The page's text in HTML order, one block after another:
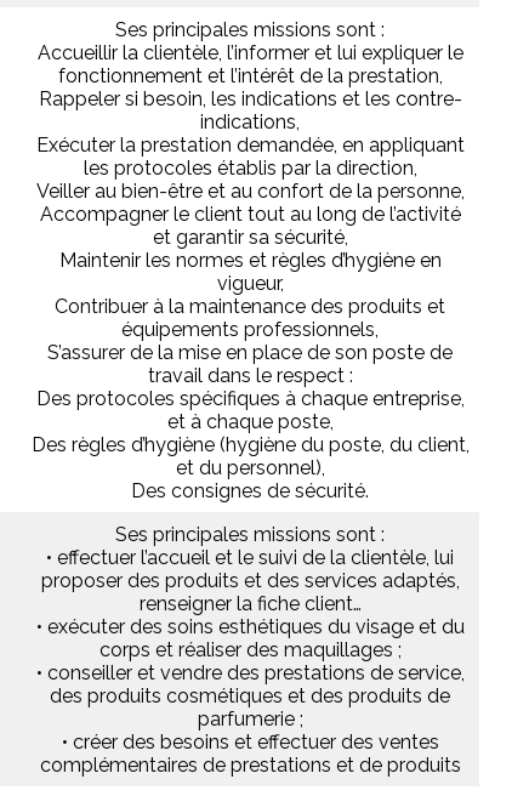
Ses principales missions sont :
Accueillir la clientèle, l’informer et lui expliquer le
fonctionnement et l’intérêt de la prestation,
Rappeler si besoin, les indications et les contre-
indications,
Exécuter la prestation demandée, en appliquant
les protocoles établis par la direction,
Veiller au bien-être et au confort de la personne,
Accompagner le client tout au long de l’activité
et garantir sa sécurité,
Maintenir les normes et règles d’hygiène en
vigueur,
Contribuer à la maintenance des produits et
équipements professionnels,
S’assurer de la mise en place de son poste de
travail dans le respect :
Des protocoles spécifiques à chaque entreprise,
et à chaque poste,
Des règles d’hygiène (hygiène du poste, du client,
et du personnel),
Des consignes de sécurité.
Ses principales missions sont :
• effectuer l’accueil et le suivi de la clientèle, lui
proposer des produits et des services adaptés,
renseigner la fiche client…
• exécuter des soins esthétiques du visage et du
corps et réaliser des maquillages ;
• conseiller et vendre des prestations de service,
des produits cosmétiques et des produits de
parfumerie ;
• créer des besoins et effectuer des ventes
complémentaires de prestations et de produits